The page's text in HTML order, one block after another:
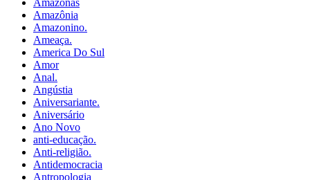
Amazonas
Amazônia
Amazonino.
Ameaça.
America Do Sul
Amor
Anal.
Angústia
Aniversariante.
Aniversário
Ano Novo
anti-educação.
Anti-religião.
Antidemocracia
Antropologia